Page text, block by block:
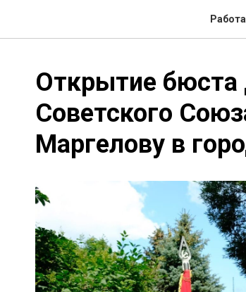
Открытие
Советского
Маргелову в